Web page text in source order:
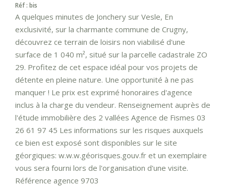
Réf : bis
A quelques minutes de Jonchery sur Vesle, En
exclusivité, sur la charmante commune de Crugny,
découvrez ce terrain de loisirs non viabilisé d'une
surface de 1 040 m², situé sur la parcelle cadastrale ZO
29. Profitez de cet espace idéal pour vos projets de
détente en pleine nature. Une opportunité à ne pas
manquer ! Le prix est exprimé honoraires d'agence
inclus à la charge du vendeur. Renseignement auprès de
l'étude immobilière des 2 vallées Agence de Fismes 03
26 61 97 45 Les informations sur les risques auxquels
ce bien est exposé sont disponibles sur le site
géorgiques: w.w.w.géorisques.gouv.fr et un exemplaire
vous sera fourni lors de l'organisation d'une visite.
Référence agence 9703